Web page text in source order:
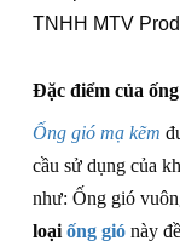
TNHH MTV
Đặc điểm của
Ống gió mạ kẽm
cầu sử dụng của
như: Ống gió
loại ống gió này